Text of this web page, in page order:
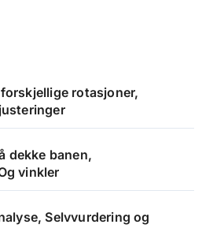
rotasjoner,
dekke banen,
vinkler
Selvvurdering og